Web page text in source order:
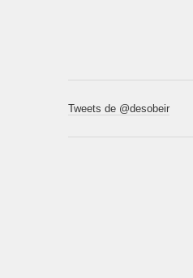
Tweets de @desobeir